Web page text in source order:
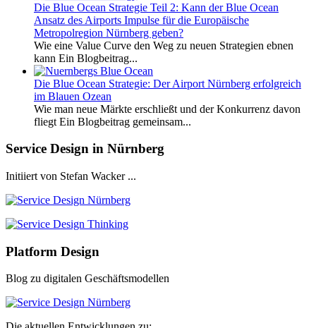
Die Blue Ocean Strategie Teil 2: Kann der Blue Ocean
Ansatz des Airports Impulse für die Europäische
Metropolregion Nürnberg geben?
Wie eine Value Curve den Weg zu neuen Strategien ebnen
kann Ein Blogbeitrag...
Die Blue Ocean Strategie: Der Airport Nürnberg erfolgreich
im Blauen Ozean
Wie man neue Märkte erschließt und der Konkurrenz davon
fliegt Ein Blogbeitrag gemeinsam...
Service Design in Nürnberg
Initiiert von Stefan Wacker ...
Platform Design
Blog zu digitalen Geschäftsmodellen